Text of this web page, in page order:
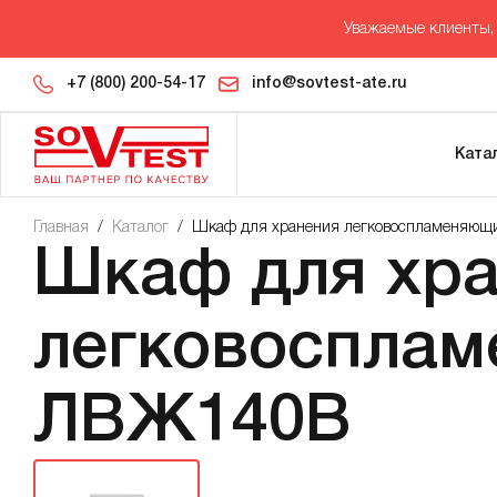
Уважаемые клиенты,
+7 (800) 200-54-17 info@sovtest-ate.ru
Главная / Каталог / Шкаф для хранения
Шкаф для
ЛВЖ140В